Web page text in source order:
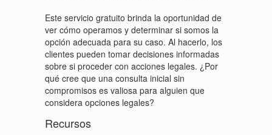
Este servicio gratuito brinda la oportunidad de
ver cómo operamos y determinar si somos la
opción adecuada para su caso. Al hacerlo, los
clientes pueden tomar decisiones informadas
sobre si proceder con acciones legales. ¿Por
qué cree que una consulta inicial sin
compromisos es valiosa para alguien que
considera opciones legales?
Recursos